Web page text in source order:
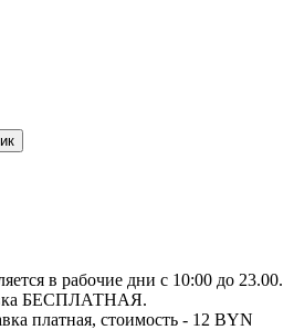
в рабочие дни с 10:00 до 23.00.
БЕСПЛАТНАЯ.
платная, стоимость - 12 BYN